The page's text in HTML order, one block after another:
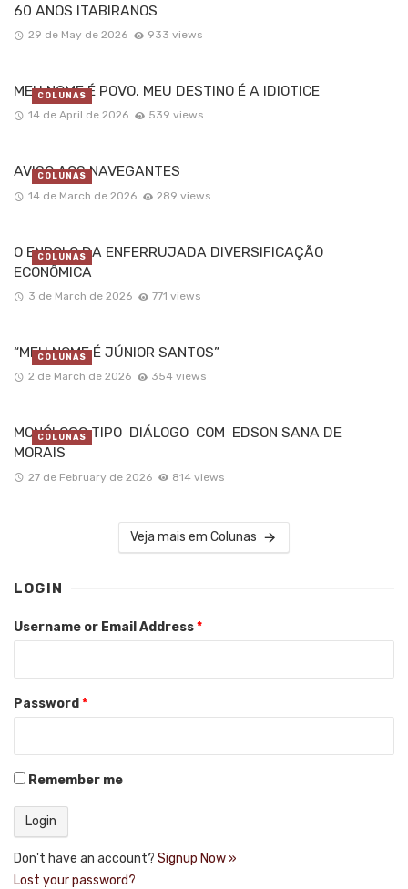
60 ANOS ITABIRANOS
29 de May de 2026 933 views
MEU NOME É POVO. MEU DESTINO É A IDIOTICE
14 de April de 2026 539 views
COLUNAS
AVISO AOS NAVEGANTES
14 de March de 2026 289 views
COLUNAS
O ENROLO DA ENFERRUJADA DIVERSIFICAÇÃO
ECONÔMICA
3 de March de 2026 771 views
COLUNAS
“MEU NOME É JÚNIOR SANTOS”
2 de March de 2026 354 views
COLUNAS
MONÓLOGO TIPO DIÁLOGO COM EDSON SANA DE
MORAIS
27 de February de 2026 814 views
COLUNAS
Veja mais em Colunas
LOGIN
Username or Email Address*
Password *
Remember me
Don't have an account? Signup Now »
Lost your password?